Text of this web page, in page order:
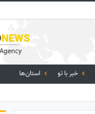
خبر با تو
استان‌ها